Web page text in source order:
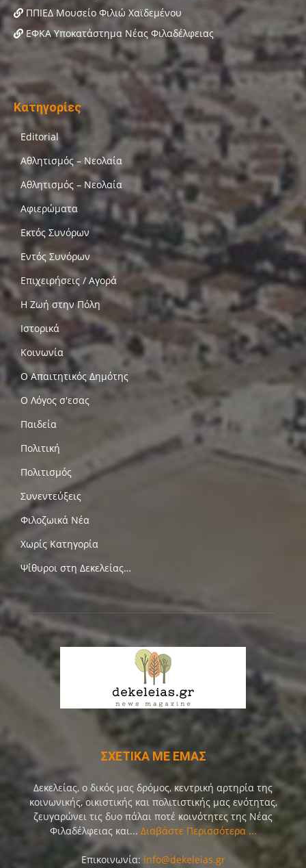
ΠΠΙΕΔ Μουσείο Φιλιώ Χαϊδεμένου
ΕΦΚΑ Υποκατάστημα Νέας Φιλαδέλφειας
Κατηγορίες
Editorial
Αθλητισμός – Νεολαία
Αθλητισμός – Νεολαία
Αφιερώματα
Εκτός Συνόρων
Εντός Συνόρων
Επιχειρήσεις / Αγορά
Η Ζωή στην Πόλη
Ιστορικά
Κοινωνία
Ο Απαιτητικός Δημότης
Ο Λόγος σ'εσας
Παιδεία
Πολιτική
Πολιτισμός
Συνεντεύξεις
Φιλοζωικά Νέα
Χωρίς Κατηγορία
Ψίθυροι στη Δεκελείας…
ΣΧΕΤΙΚΑ ΜΕ ΕΜΑΣ
Δεκελείας, ο δικός μας δρόμος, κεντρική αρτηρία της
κοινωνικής, οικιστικής και πολιτιστικής μας ενότητας,
ζευγαρώνει τις δυο πάλαι ποτέ κοινότητες της Νέας
Φιλαδέλφειας και... Διαβάστε Περισσότερα ...
Επικοινωνία: info@dekeleias.gr